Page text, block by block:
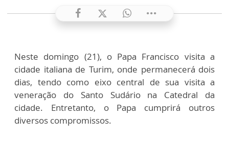
Neste domingo (21), o Papa Francisco visita a
cidade italiana de Turim, onde permanecerá dois
dias, tendo como eixo central de sua visita a
veneração do Santo Sudário na Catedral da
cidade. Entretanto, o Papa cumprirá outros
diversos compromissos.